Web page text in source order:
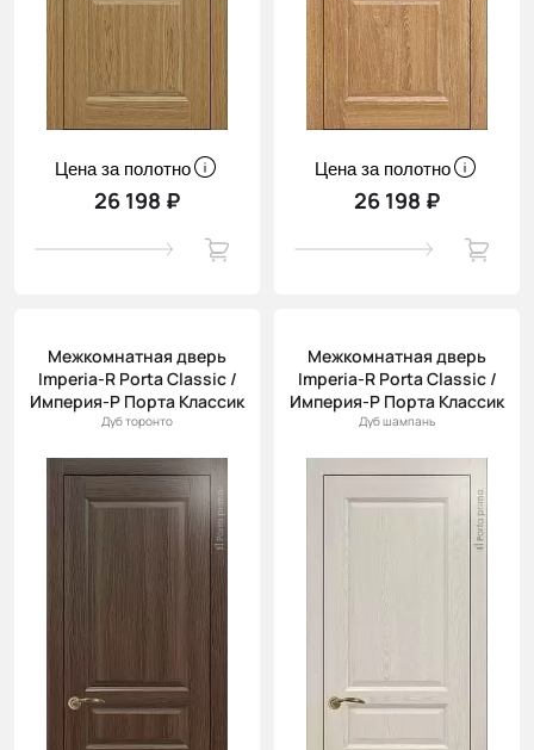
Цена за полотно
26 198 ₽
Цена за полотно
26 198 ₽
Межкомнатная дверь
Imperia-R Porta Classic /
Империя-Р Порта Классик
Дуб торонто
Межкомнатная дверь
Imperia-R Porta Classic /
Империя-Р Порта Классик
Дуб шампань